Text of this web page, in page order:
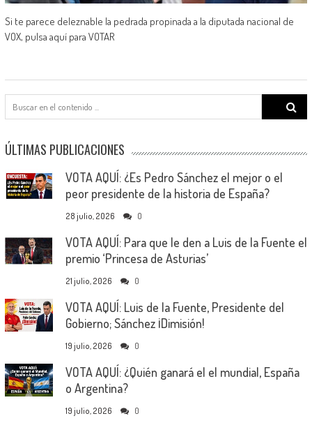
Si te parece deleznable la pedrada propinada a la diputada nacional de
VOX, pulsa aquí para VOTAR
Search
for:
ÚLTIMAS PUBLICACIONES
VOTA AQUÍ: ¿Es Pedro Sánchez el mejor o el
peor presidente de la historia de España?
28 julio, 2026 0
VOTA AQUÍ: Para que le den a Luis de la Fuente el
premio ‘Princesa de Asturias’
21 julio, 2026 0
VOTA AQUÍ: Luis de la Fuente, Presidente del
Gobierno; Sánchez ¡Dimisión!
19 julio, 2026 0
VOTA AQUÍ: ¿Quién ganará el el mundial, España
o Argentina?
19 julio, 2026 0